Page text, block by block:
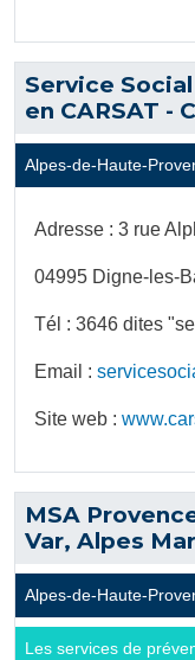
Service
en CARSAT -
Alpes-de-Haute-
Adresse : 3 rue
04995 Digne-les-
Tél : 3646 dites
Email :
Site web :
MSA
Var, Alpes
Alpes-de-Haute-
Les services de